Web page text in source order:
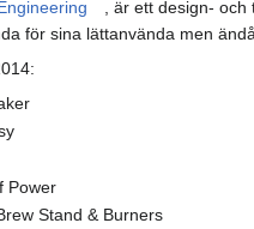
, är ett design-
för sina lättanvända men
Power
Stand & Burners